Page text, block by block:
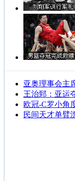
亚奥理事会主
王治郅：亚运
欧冠-C罗小角
民间天才单臂